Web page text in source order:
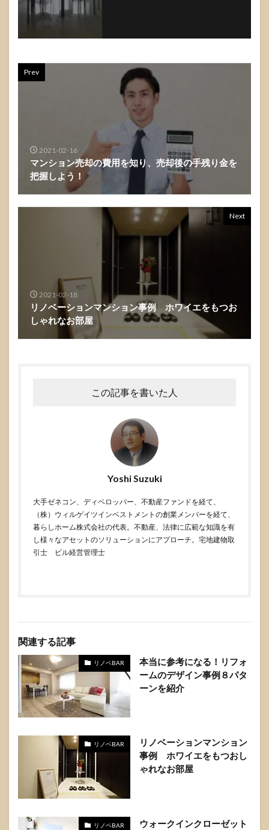
Prev
2021-02-16
マンション売却の費用を知り、売却後の手残り金を
把握しよう！
Next
2021-02-18
リノベーションマンション事例 ホワイエをもつお
しゃれなお部屋
この記事を書いた人
Yoshi Suzuki
大手ゼネコン、ディベロッパー、不動産ファンドを経て、
（株）ウィルゲイツインベストメントの創業メンバーを経て、
暮らしホーム株式会社の代表。不動産、法律に広範な知識を有
し様々なアセットのソリューションにアプローチ。宅地建物取
引士 ビル経営管理士
関連する記事
リノベBAR
本当に参考になる！リフォ
ームのデザイン事例８パタ
ーンを紹介
リノベBAR
リノベーションマンション
事例 ホワイエをもつおし
ゃれなお部屋
リノベBAR
ウォークインクローゼット